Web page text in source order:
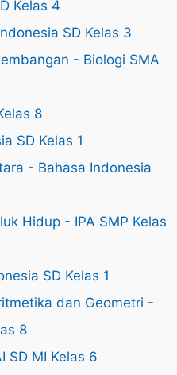
Kelas 4
SD Kelas 3
- Biologi SMA
8
SD Kelas 1
- Bahasa Indonesia
Hidup - IPA SMP Kelas
SD Kelas 1
dan Geometri -
8
SD MI Kelas 6